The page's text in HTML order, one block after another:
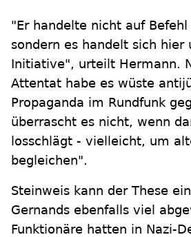
"Er handelte nicht auf Befehl
sondern es handelt sich hier
Initiative", urteilt Hermann.
Attentat habe es wüste
Propaganda im Rundfunk
überrascht es nicht, wenn
losschlägt - vielleicht, um
begleichen".
Steinweis kann der These
Gernands ebenfalls viel
Funktionäre hatten in Nazi-